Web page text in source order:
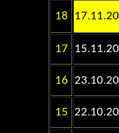
18
17
16
15